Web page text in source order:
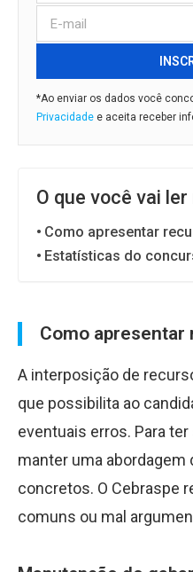
*Ao enviar os dados você
Privacidade e aceita receber
O que você vai
Como apresentar
Estatísticas do
Como apresentar
A interposição de
que possibilita ao
eventuais erros. Para
manter uma abordagem
concretos. O Cebraspe
comuns ou mal